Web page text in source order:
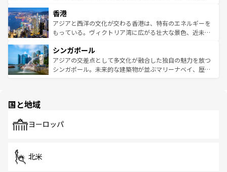
とつ。フォーやバインミー、ベトナムコーヒーなどは、ぜ
ひ現地で味わいたい。どの地域を訪れてもあたたかい人々
が旅行者を迎えてくれるので、きっと忘れられない旅にな
参照してほしい。
の活気が交差している。北部ではチェンマイなどの山岳地
帯で自然と触れ合い、南部ではプーケットやクラビの美し
いビーチでリゾート気分を楽しむことができる。タイ料理
激する。気候は一年中温暖で、どの季節にも異なる楽しみ
が待っている。親しみやすいタイの人々、仏教を中心とし
た文化、そして多様な観光資源が、訪れる旅人を魅了し続
香港
アジアと西洋の文化が交わる香港は、特有のエネルギーを
もっている。ヴィクトリア湾に広がる壮大な景色、近未来
み、どこを訪れても感動するはず。観光スポットが密集し
ており、効率よく見どころを回れるのも魅力。息をのむよ
うな絶景から文化的な体験まで、香港を存分に楽しみ尽く
シンガポール
アジアの交差点として多文化が融合した独自の魅力を放つ
シンガポール。未来的な建築物が並ぶマリーナベイ、歴史
で、ホーカーズは地元の風情を楽しめる外せないスポット
国と地域
ヨーロッパ
北米